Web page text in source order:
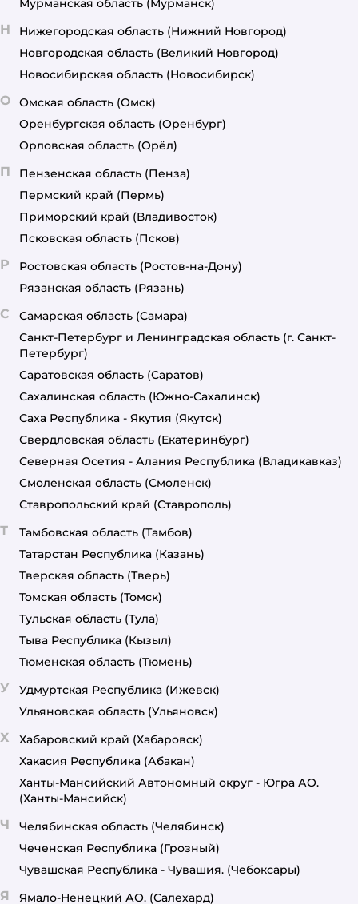
Мурманская область (Мурманск)
Н Нижегородская область (Нижний Новгород)
Новгородская область (Великий Новгород)
Новосибирская область (Новосибирск)
О Омская область (Омск)
Оренбургская область (Оренбург)
Орловская область (Орёл)
П Пензенская область (Пенза)
Пермский край (Пермь)
Приморский край (Владивосток)
Псковская область (Псков)
Р Ростовская область (Ростов-на-Дону)
Рязанская область (Рязань)
С Самарская область (Самара)
Санкт-Петербург и Ленинградская область (г. Санкт-
Петербург)
Саратовская область (Саратов)
Сахалинская область (Южно-Сахалинск)
Саха Республика - Якутия (Якутск)
Свердловская область (Екатеринбург)
Северная Осетия - Алания Республика (Владикавказ)
Смоленская область (Смоленск)
Ставропольский край (Ставрополь)
Т Тамбовская область (Тамбов)
Татарстан Республика (Казань)
Тверская область (Тверь)
Томская область (Томск)
Тульская область (Тула)
Тыва Республика (Кызыл)
Тюменская область (Тюмень)
У Удмуртская Республика (Ижевск)
Ульяновская область (Ульяновск)
Х Хабаровский край (Хабаровск)
Хакасия Республика (Абакан)
Ханты-Мансийский Автономный округ - Югра АО.
(Ханты-Мансийск)
Ч Челябинская область (Челябинск)
Чеченская Республика (Грозный)
Чувашская Республика - Чувашия. (Чебоксары)
Я Ямало-Ненецкий АО. (Салехард)